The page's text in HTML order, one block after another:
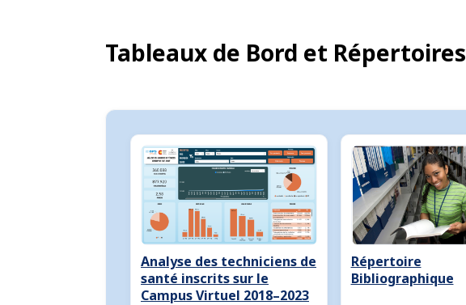
Tableaux de Bord et Répertoires
Analyse des techniciens de
santé inscrits sur le
Campus Virtuel 2018–2023
Répertoire
Bibliographique